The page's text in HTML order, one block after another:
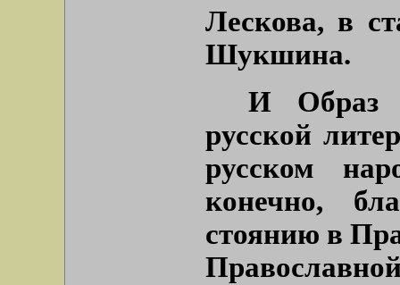
Лескова, в
Шукшина.
И Образ
русской
русском
конечно,
стоянию в